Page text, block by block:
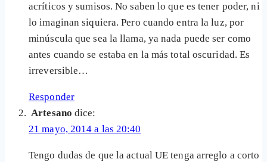
acríticos y sumisos. No saben lo que es tener poder, ni
lo imaginan siquiera. Pero cuando entra la luz, por
minúscula que sea la llama, ya nada puede ser como
antes cuando se estaba en la más total oscuridad. Es
irreversible…
Responder
Artesano dice:
21 mayo, 2014 a las 20:40
Tengo dudas de que la actual UE tenga arreglo a corto